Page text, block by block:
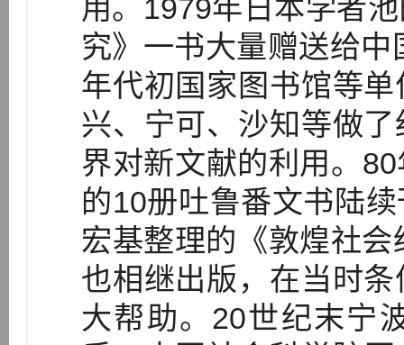
用。1979年日本学者
究》一书大量赠送给
年代初国家图书馆等
兴、宁可、沙知等做
界对新文献的利用。
的10册吐鲁番文书陆
宏基整理的《敦煌社
也相继出版，在当时
大帮助。20世纪末宁